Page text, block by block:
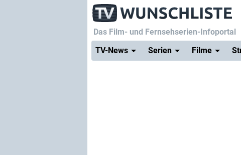
Das Film- und Fernsehserien-Infoportal
TV-News
Serien Filme